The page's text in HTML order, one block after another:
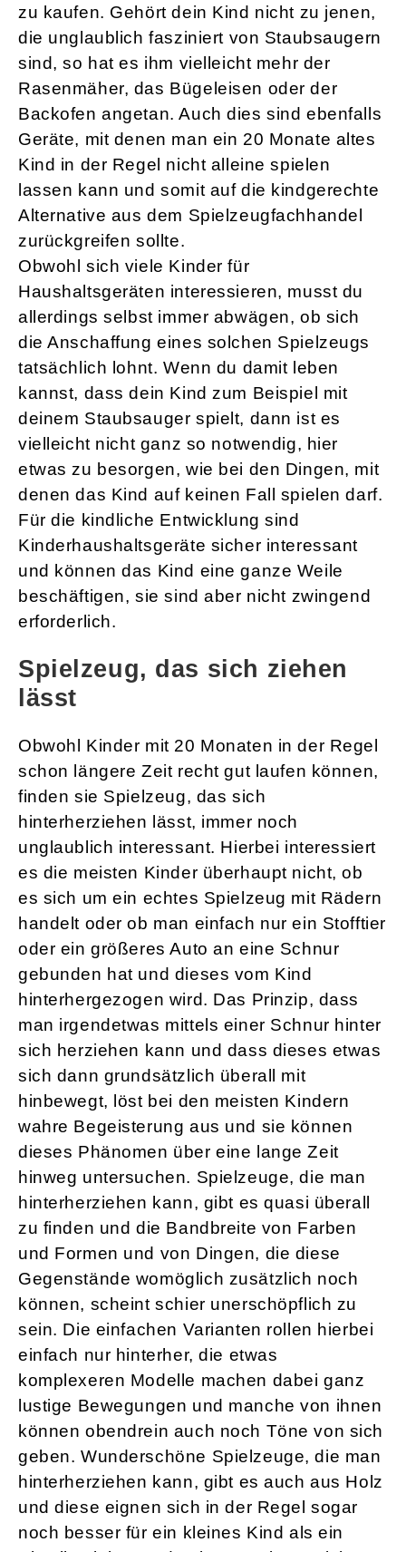
zu kaufen. Gehört dein Kind nicht zu jenen,
die unglaublich fasziniert von Staubsaugern
sind, so hat es ihm vielleicht mehr der
Rasenmäher, das Bügeleisen oder der
Backofen angetan. Auch dies sind ebenfalls
Geräte, mit denen man ein 20 Monate altes
Kind in der Regel nicht alleine spielen
lassen kann und somit auf die kindgerechte
Alternative aus dem Spielzeugfachhandel
zurückgreifen sollte.
Obwohl sich viele Kinder für
Haushaltsgeräten interessieren, musst du
allerdings selbst immer abwägen, ob sich
die Anschaffung eines solchen Spielzeugs
tatsächlich lohnt. Wenn du damit leben
kannst, dass dein Kind zum Beispiel mit
deinem Staubsauger spielt, dann ist es
vielleicht nicht ganz so notwendig, hier
etwas zu besorgen, wie bei den Dingen, mit
denen das Kind auf keinen Fall spielen darf.
Für die kindliche Entwicklung sind
Kinderhaushaltsgeräte sicher interessant
und können das Kind eine ganze Weile
beschäftigen, sie sind aber nicht zwingend
erforderlich.
Spielzeug, das sich ziehen
lässt
Obwohl Kinder mit 20 Monaten in der Regel
schon längere Zeit recht gut laufen können,
finden sie Spielzeug, das sich
hinterherziehen lässt, immer noch
unglaublich interessant. Hierbei interessiert
es die meisten Kinder überhaupt nicht, ob
es sich um ein echtes Spielzeug mit Rädern
handelt oder ob man einfach nur ein Stofftier
oder ein größeres Auto an eine Schnur
gebunden hat und dieses vom Kind
hinterhergezogen wird. Das Prinzip, dass
man irgendetwas mittels einer Schnur hinter
sich herziehen kann und dass dieses etwas
sich dann grundsätzlich überall mit
hinbewegt, löst bei den meisten Kindern
wahre Begeisterung aus und sie können
dieses Phänomen über eine lange Zeit
hinweg untersuchen. Spielzeuge, die man
hinterherziehen kann, gibt es quasi überall
zu finden und die Bandbreite von Farben
und Formen und von Dingen, die diese
Gegenstände womöglich zusätzlich noch
können, scheint schier unerschöpflich zu
sein. Die einfachen Varianten rollen hierbei
einfach nur hinterher, die etwas
komplexeren Modelle machen dabei ganz
lustige Bewegungen und manche von ihnen
können obendrein auch noch Töne von sich
geben. Wunderschöne Spielzeuge, die man
hinterherziehen kann, gibt es auch aus Holz
und diese eignen sich in der Regel sogar
noch besser für ein kleines Kind als ein